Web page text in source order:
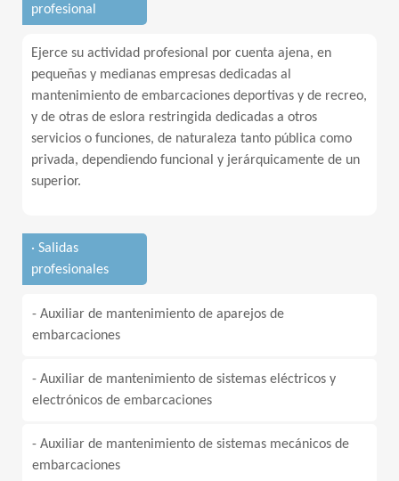
profesional
Ejerce su actividad profesional por cuenta ajena, en
pequeñas y medianas empresas dedicadas al
mantenimiento de embarcaciones deportivas y de recreo,
y de otras de eslora restringida dedicadas a otros
servicios o funciones, de naturaleza tanto pública como
privada, dependiendo funcional y jerárquicamente de un
superior.
· Salidas
profesionales
- Auxiliar de mantenimiento de aparejos de
embarcaciones
- Auxiliar de mantenimiento de sistemas eléctricos y
electrónicos de embarcaciones
- Auxiliar de mantenimiento de sistemas mecánicos de
embarcaciones